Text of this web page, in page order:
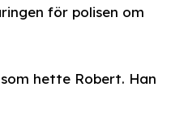
för polisen om
hette Robert. Han